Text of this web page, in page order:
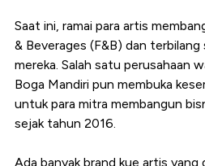
Saat ini, ramai para artis
& Beverages (F&B) dan
mereka. Salah satu perusahaan
Boga Mandiri pun membuka
untuk para mitra membangun
sejak tahun 2016.
Ada banyak brand kue artis yang